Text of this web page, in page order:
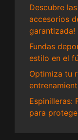
Descubre
accesorios
garantizada!
Fundas
estilo en el
Optimiza tu
Espinilleras:
para